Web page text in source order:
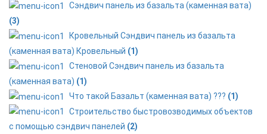
Сэндвич панель из базальта (каменная вата)
(3)
Кровельный Сэндвич панель из базальта
(каменная вата) Кровельный (1)
Стеновой Сэндвич панель из базальта
(каменная вата) (1)
Что такой Базальт (каменная вата) ??? (1)
Строительство быстровозводимых объектов
с помощью сэндвич панелей (2)